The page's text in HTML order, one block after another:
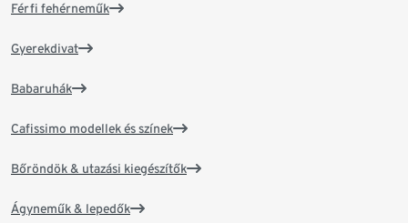
Férfi fehérneműk
Gyerekdivat
Babaruhák
Cafissimo modellek és színek
Bőröndök & utazási kiegészítők
Ágyneműk & lepedők